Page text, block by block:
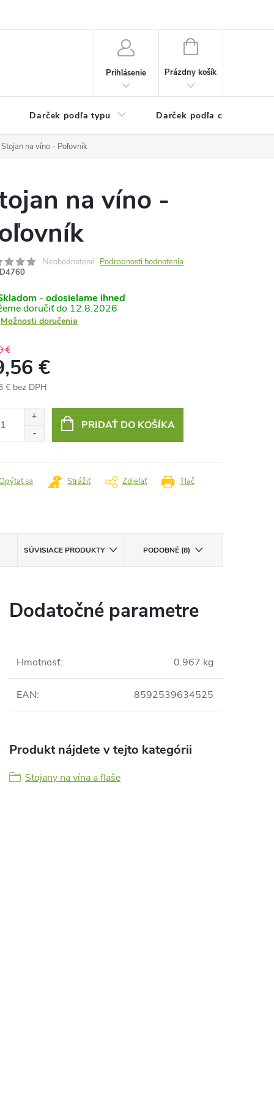
Prihlásenie
NÁKUPNÝ
Prázdny košík
Darček podľa typu Darček podľa ceny
Stojan na víno - Poľovník
na víno -
Neohodnotené Podrobnosti hodnotenia
D4760
- odosielame ihneď
12.8.2026
Možnosti doručenia
€
€
€ bez DPH
PRIDAŤ DO KOŠÍKA
Tlač
sa Strážiť Zdieľať
SÚVISIACE PRODUKTY PODOBNÉ (8)
Dodatočné parametre
Hmotnosť: 0.967 kg
EAN: 8592539634525
Produkt nájdete v tejto kategórii
Stojany na vína a flaše